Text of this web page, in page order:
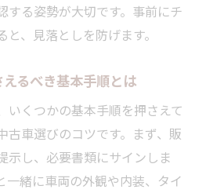
する姿勢が大切です。事前にチ
、見落としを防げます。
るべき基本手順とは
いくつかの基本手順を押さえて
古車選びのコツです。まず、販
示し、必要書類にサインしま
一緒に車両の外観や内装、タイ